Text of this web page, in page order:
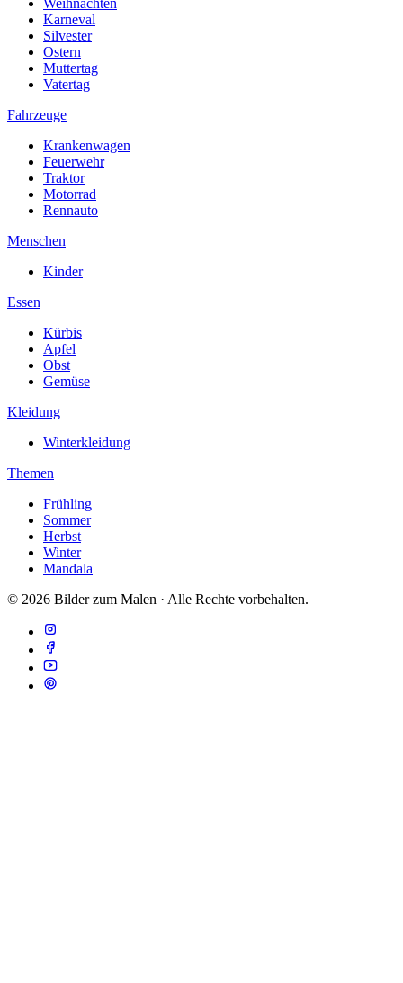
Weihnachten
Karneval
Silvester
Ostern
Muttertag
Vatertag
Fahrzeuge
Krankenwagen
Feuerwehr
Traktor
Motorrad
Rennauto
Menschen
Kinder
Essen
Kürbis
Apfel
Obst
Gemüse
Kleidung
Winterkleidung
Themen
Frühling
Sommer
Herbst
Winter
Mandala
© 2026 Bilder zum Malen · Alle Rechte vorbehalten.